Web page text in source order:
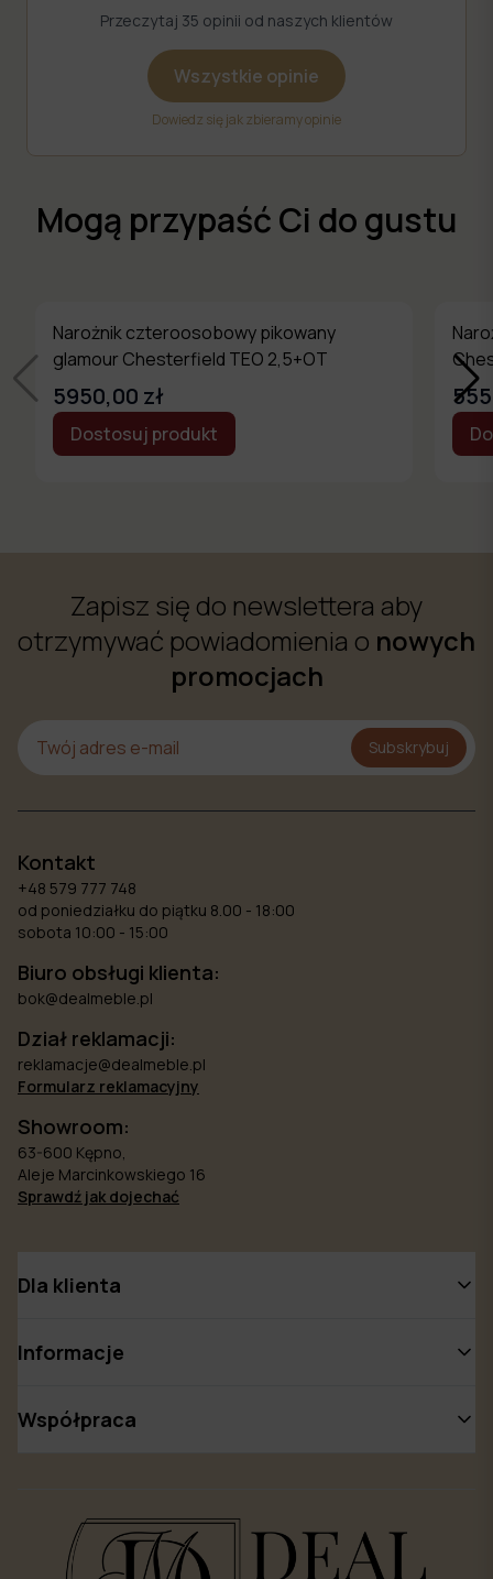
Przeczytaj 35 opinii od naszych klientów
Wszystkie opinie
Dowiedz się jak zbieramy opinie
Mogą przypaść Ci do gustu
Narożnik czteroosobowy pikowany
glamour Chesterfield TEO 2,5+OT
5950,00 zł
Dostosuj produkt
Zapisz się do newslettera aby
otrzymywać powiadomienia o nowych
promocjach
Subskrybuj
Kontakt
+48 579 777 748
od poniedziałku do piątku 8.00 - 18:00
sobota 10:00 - 15:00
Biuro obsługi klienta:
bok@dealmeble.pl
Dział reklamacji:
reklamacje@dealmeble.pl
Formularz reklamacyjny
Showroom:
63-600 Kępno,
Aleje Marcinkowskiego 16
Sprawdź jak dojechać
Dla klienta
Informacje
Współpraca